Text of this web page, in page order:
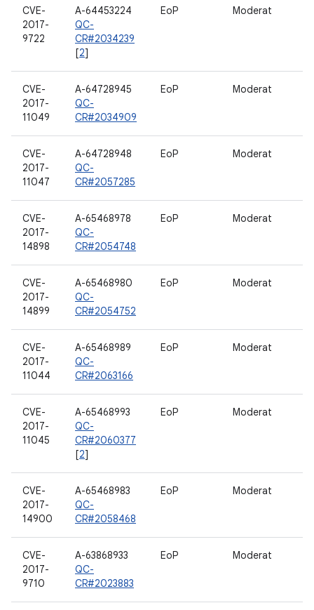
CVE-
2017-
9722
A-64453224
QC-
CR#2034239
[2]
EoP Moderat
CVE-
2017-
11049
A-64728945
QC-
CR#2034909
EoP Moderat
CVE-
2017-
11047
A-64728948
QC-
CR#2057285
EoP Moderat
CVE-
2017-
14898
A-65468978
QC-
CR#2054748
EoP Moderat
CVE-
2017-
14899
A-65468980
QC-
CR#2054752
EoP Moderat
CVE-
2017-
11044
A-65468989
QC-
CR#2063166
EoP Moderat
CVE-
2017-
11045
A-65468993
QC-
CR#2060377
[2]
EoP Moderat
CVE-
2017-
14900
A-65468983
QC-
CR#2058468
EoP Moderat
CVE-
2017-
9710
A-63868933
QC-
CR#2023883
EoP Moderat